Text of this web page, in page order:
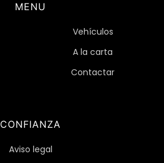
MENU
Vehículos
A la carta
Contactar
CONFIANZA
Aviso legal